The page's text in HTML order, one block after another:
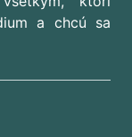
a chcú sa